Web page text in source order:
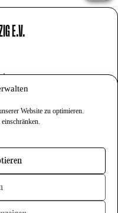
Website zu optimieren.
E.V.